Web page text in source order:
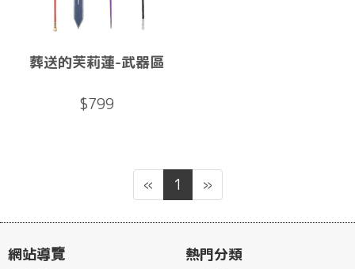
葬送的芙莉蓮-武器區
$799
« 1 »
網站導覽
熱門分類